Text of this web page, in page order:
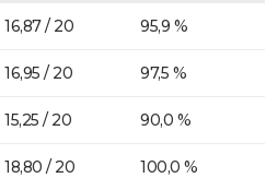
16,87 / 20 95,9 %
16,95 / 20 97,5 %
15,25 / 20 90,0 %
18,80 / 20 100,0 %